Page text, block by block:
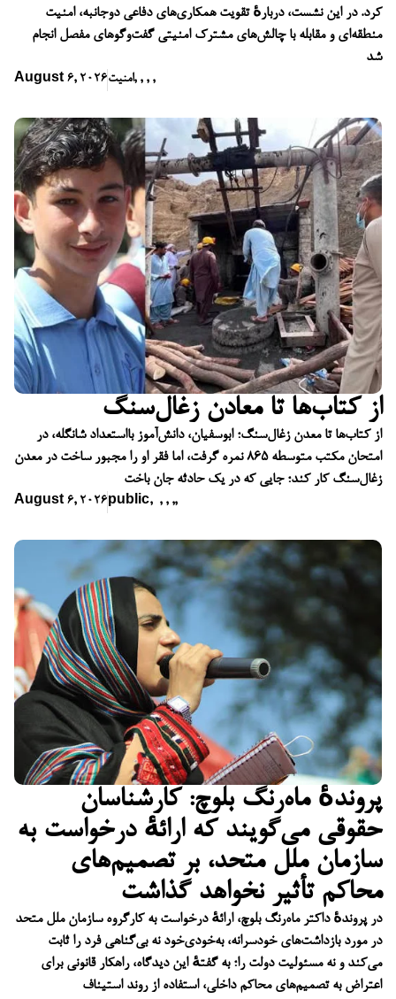
کرد. در این نشست، دربارهٔ تقویت همکاری‌های دفاعی دوجانبه، امنیت
منطقه‌ای و مقابله با چالش‌های مشترک امنیتی گفت‌وگوهای مفصل انجام
شد
August 6, 2026امنیت, , , ,
از کتاب‌ها تا معادن زغال‌سنگ
از کتاب‌ها تا معدن زغال‌سنگ؛ ابوسفیان، دانش‌آموز بااستعداد شانگله، در
امتحان مکتب متوسطه ۸۶۵ نمره گرفت، اما فقر او را مجبور ساخت در معدن
زغال‌سنگ کار کند؛ جایی که در یک حادثه جان باخت
August 6, 2026 public, ,,,,
پروندهٔ ماه‌رنگ بلوچ: کارشناسان
حقوقی می‌گویند که ارائهٔ درخواست به
سازمان ملل متحد، بر تصمیم‌های
محاکم تأثیر نخواهد گذاشت
در پروندهٔ داکتر ماه‌رنگ بلوچ، ارائهٔ درخواست به کارگروه سازمان ملل متحد
در مورد بازداشت‌های خودسرانه، به‌خودی‌خود نه بی‌گناهی فرد را ثابت
می‌کند و نه مسئولیت دولت را؛ به گفتهٔ این دیدگاه، راهکار قانونی برای
اعتراض به تصمیم‌های محاکم داخلی، استفاده از روند استیناف